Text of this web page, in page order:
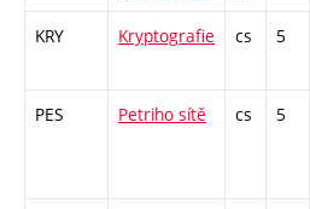
KRY Kryptografie cs 5
PES Petriho sítě cs 5